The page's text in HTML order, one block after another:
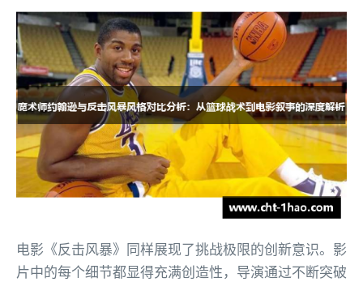
电影《反击风暴》同样展现了挑战极限的创新意识。影
片中的每个细节都显得充满创造性，导演通过不断突破